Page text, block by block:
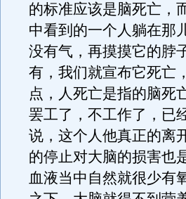
的标准应该是脑死亡，
中看到的一个人躺在那
没有气，再摸摸它的脖
有，我们就宣布它死亡
点，人死亡是指的脑死
罢工了，不工作了，已
说，这个人他真正的离
的停止对大脑的损害也
血液当中自然就很少有